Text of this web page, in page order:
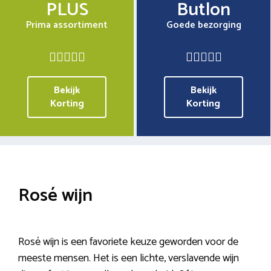
PLUS
Prima assortiment
Bekijk
Korting
Butlon
Goede bezorging
Bekijk
Korting
Rosé wijn
Rosé wijn is een favoriete keuze geworden voor de
meeste mensen. Het is een lichte, verslavende wijn